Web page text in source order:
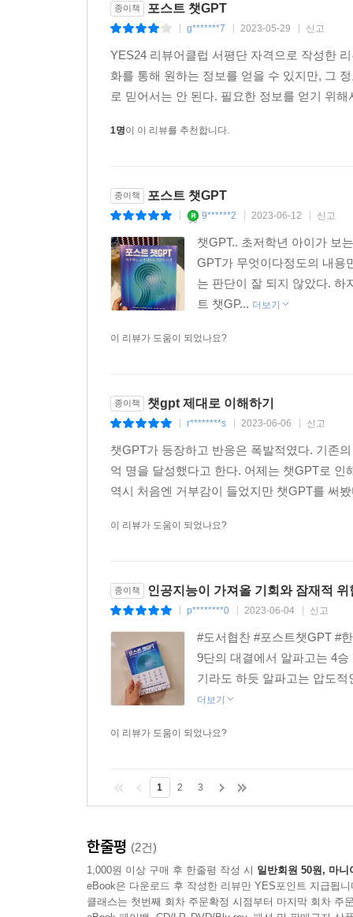
한다고 일갈한 구글의 CEO 순다르 피차이의
세계를 체험하지 못하고, 의미와 가치를 알지
좋아하는 인간의 마음의 습관이 챗GPT의 대중화
5장에서 미디어 사회학자 박권일은 이 지점을
사고 체계를 지적하며 챗GPT가 제공하는 지식에
인공지능이 시민에게 양날의 칼이 될 것이라고
구조가 될 수 있다는 것이다. 결국 시민사회와
지적한다. 이미 각종 온라인 공간의 알고리즘을
인공지능 개발을 조금 유예한다고 해서 얼마나
묻는다.
종이책 포스트 챗GPT
g*******7 2023-05-29 신고
YES24 리뷰어클럽 서평단 자격으로 작성한
화를 통해 원하는 정보를 얻을 수 있지만, 그
로 믿어서는 안 된다. 필요한 정보를 얻기 위
1명이 이 리뷰를 추천합니다.
종이책 포스트 챗GPT
9******2 2023-06-12 신고
챗GPT.. 초저학년 아이가 보
GPT가 무엇이다정도의 내용
는 판단이 잘 되지 않았다. 하
트 챗GP... 더보기
이 리뷰가 도움이 되었나요?
종이책 챗gpt 제대로 이해하기
r********s 2023-06-06 신고
챗GPT가 등장하고 반응은 폭발적였다. 기존
억 명을 달성했다고 한다. 어제는 챗GPT로
역시 처음엔 거부감이 들었지만 챗GPT를 써
이 리뷰가 도움이 되었나요?
종이책 인공지능이 가져올 기회와 잠재적 위
p********0 2023-06-04 신고
#도서협찬 #포스트챗GPT #
9단의 대결에서 알파고는 4
기라도 하듯 알파고는 압도
더보기
이 리뷰가 도움이 되었나요?
1 2 3
한줄평 (2건)
1,000원 이상 구매 후 한줄평 작성 시 일반회원 50원, 마니
eBook은 다운로드 후 작성한 리뷰만 YES포인트 지급됩니
클래스는 첫번째 회차 주문확정 시점부터 마지막 회차 주